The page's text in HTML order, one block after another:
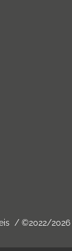
/ ©2022/2026